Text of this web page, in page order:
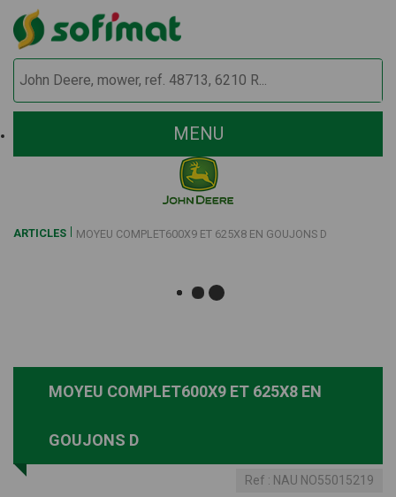
MENU
ARTICLES MOYEU COMPLET600X9 ET 625X8 EN GOUJONS D
MOYEU COMPLET600X9 ET 625X8 EN
GOUJONS D
Ref : NAU NO55015219